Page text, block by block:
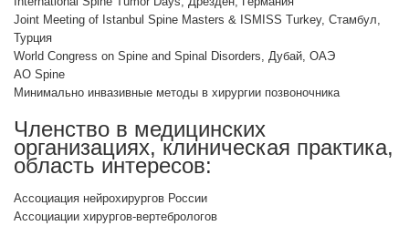
Joint Meeting of Istanbul Spine Masters & ISMISS Turkey, Стамбул,
Турция
World Congress on Spine and Spinal Disorders, Дубай, ОАЭ
AO Spine
Минимально инвазивные методы в хирургии позвоночника
Членство в медицинских
организациях, клиническая практика,
область интересов:
Ассоциация нейрохирургов России
Ассоциации хирургов-вертебрологов